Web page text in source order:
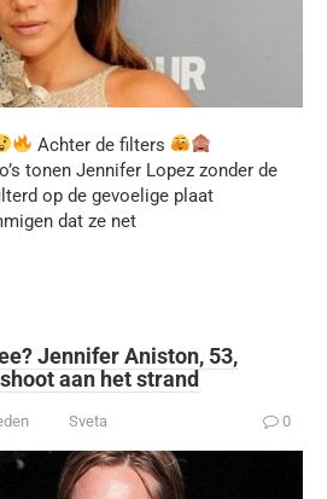
Achter de filters
tonen Jennifer Lopez zonder de
op de gevoelige plaat
dat ze net
Jennifer Aniston, 53,
aan het strand
Sveta 0